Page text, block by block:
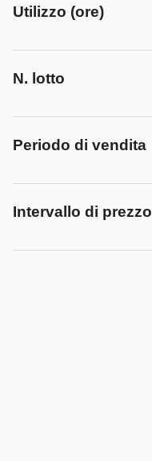
Utilizzo (ore)
N. lotto
Periodo di vendita
Intervallo di prezzo